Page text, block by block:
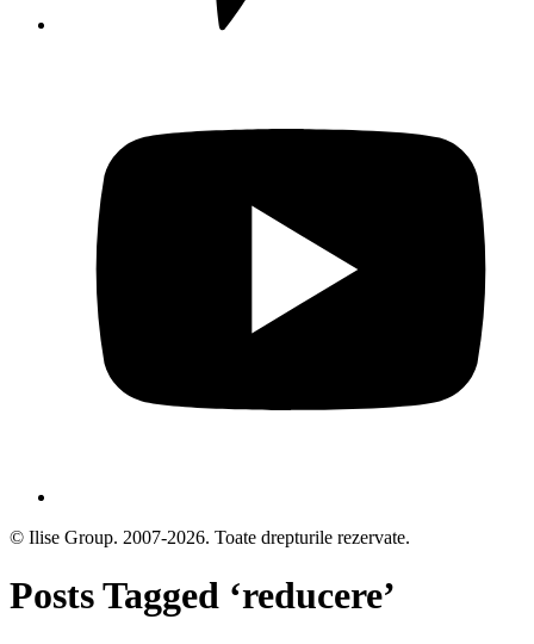
© Ilise Group. 2007-2026. Toate drepturile rezervate.
Posts Tagged ‘reducere’